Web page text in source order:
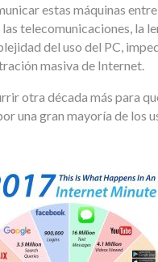
estas máquinas
telecomunicaciones, la
del uso del PC,
masiva de Internet.
otra década más para
una gran mayoría de los